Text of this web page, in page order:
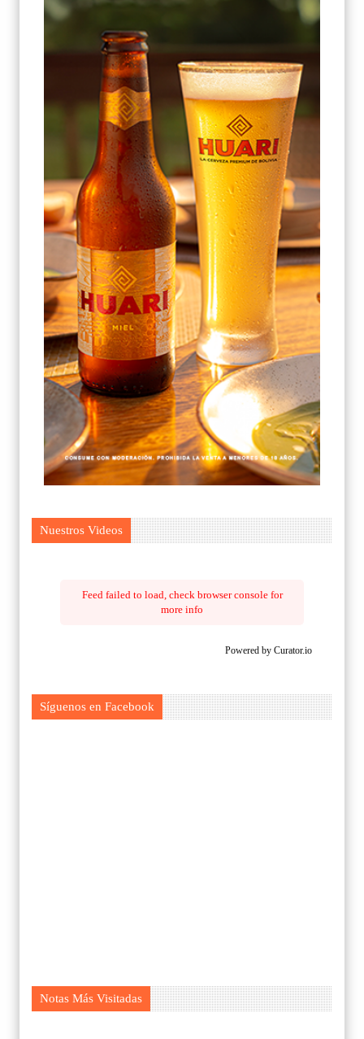
Nuestros Videos
Feed failed to load, check browser console for
more info
Powered by Curator.io
Síguenos en Facebook
Notas Más Visitadas